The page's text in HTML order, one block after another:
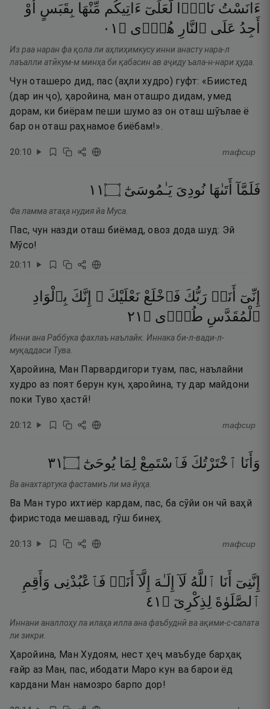
ءَانَسْتُ نَارًۭا لَّعَلِّىٓ ءَاتِيكُم مِّنْهَا بِقَبَسٍ
أَوْ
أَجِدُ عَلَى ٱلنَّارِ هُدًۭى ۝ ١٠
Из раа наран фа қола ли аҳлиҳимкусу инни анасту нара-л
лаъалли атӣкум-м минҳа би қабасин ав аҷиду ъала-н-нари ҳуда.
Чун оташеро дид, пас (аҳли худро) гуфт: «Биистед
(дар ин ҷо), ҳаройина, ман оташро дидам, умед
дорам, ки биёрам пеши шумо аз он оташ шӯълае ё
бар он оташ раҳнамое биёбам!».
20:10 тафсир
فَلَمَّآ أَتَىٰهَا نُودِىَ يَـٰمُوسَىٰٓ ۝١١
Фа ламма атаҳа нудия йа Муса.
Пас, чун назди оташ биёмад, овоз дода шуд: Эй
Мӯсо!
20:11
إِنِّىٓ أَنَا۠ رَبُّكَ فَٱخْلَعْ نَعْلَيْكَ ۖ إِنَّكَ بِٱلْوَادِ
ٱلْمُقَدَّسِ طُوًۭى ۝ ١٢
Инни ана Раббука фахлаъ наълайк. Иннака би-л-вади-л-
муқаддаси Тува.
Ҳаройина, Ман Парвардигори туам, пас, наълайни
худро аз поят берун кун, ҳаройина, ту дар майдони
поки Туво ҳастӣ!
20:12 тафсир
وَأَنَا ٱخْتَرْتُكَ فَٱسْتَمِعْ لِمَا يُوحَىٰٓ ۝١٣
Ва анахтартука фастамиъ ли ма йуҳа.
Ва Ман туро ихтиёр кардам, пас, ба сӯйи он чӣ ваҳй
фиристода мешавад, гӯш бинеҳ.
20:13 тафсир
إِنَّنِىٓ أَنَا ٱللَّهُ لَآ إِلَـٰهَ إِلَّآ أَنَا۠ فَٱعْبُدْنِى وَأَقِمِ
ٱلصَّلَوٰةَ لِذِكْرِىٓ ۝ ١٤
Иннани аналлоҳу ла илаҳа илла ана фаъбуднӣ ва ақими-с-салата
ли зикри.
Ҳаройина, Ман Худоям, нест ҳеҷ маъбуде барҳақ
ғайр аз Ман, пас, ибодати Маро кун ва барои ёд
кардани Ман намозро барпо дор!